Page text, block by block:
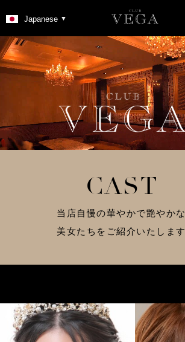
CAST
当店自慢の華やかで艶やかな
美女たちをご紹介いたします